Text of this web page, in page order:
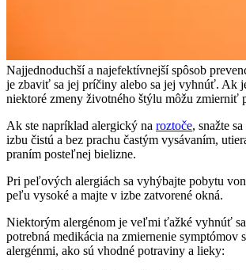
Najjednoduchší a najefektívnejší spôsob
je zbaviť sa jej príčiny alebo sa jej vyhnúť. Ak
niektoré zmeny životného štýlu môžu zmierniť
Ak ste napríklad alergický na roztoče, snažte
izbu čistú a bez prachu častým vysávaním,
praním posteľnej bielizne.
Pri peľových alergiách sa vyhýbajte pobytu
peľu vysoké a majte v izbe zatvorené okná.
Niektorým alergénom je veľmi ťažké vyhnúť
potrebná medikácia na zmiernenie symptómov
alergénmi, ako sú vhodné potraviny a lieky: